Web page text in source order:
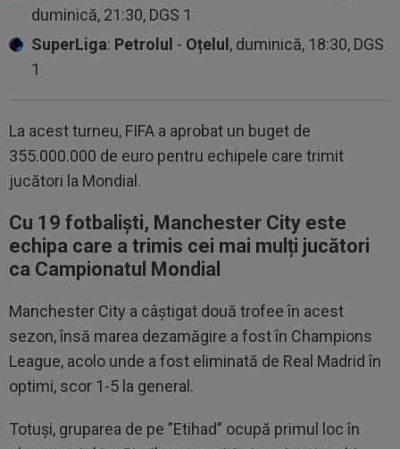
duminică, 21:30, DGS 1
SuperLiga: Petrolul - Oțelul, duminică, 18:30, DGS
1
La acest turneu, FIFA a aprobat un buget de
355.000.000 de euro pentru echipele care trimit
jucători la Mondial.
Cu 19 fotbaliști, Manchester City este
echipa care a trimis cei mai mulți jucători
ca Campionatul Mondial
Manchester City a câștigat două trofee în acest
sezon, însă marea dezamăgire a fost în Champions
League, acolo unde a fost eliminată de Real Madrid în
optimi, scor 1-5 la general.
Totuși, gruparea de pe ”Etihad” ocupă primul loc în